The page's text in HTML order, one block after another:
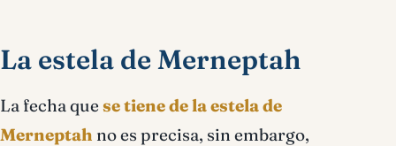
La estela de Merneptah
La fecha que se tiene de la estela de
Merneptah no es precisa, sin embargo,